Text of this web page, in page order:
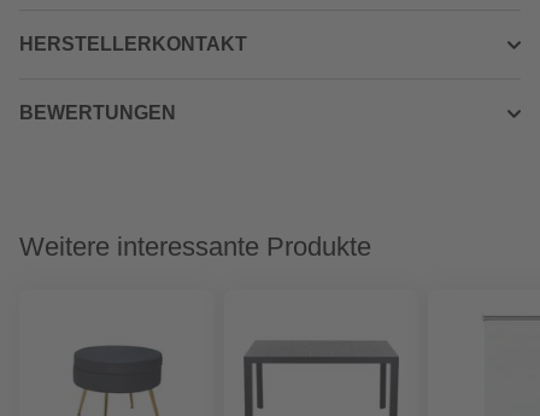
HERSTELLERKONTAKT
BEWERTUNGEN
Weitere interessante Produkte